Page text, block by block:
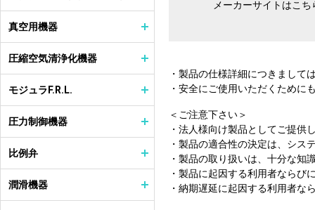
メーカーサイトはこ
・製品の仕様詳細につきまして
・安全にご使用いただくために
＜ご注意下さい＞
・法人様向け製品としてご提供
・製品の適合性の決定は、シス
・製品の取り扱いは、十分な知
・製品に起因する利用者ならび
・納期遅延に起因する利用者な
真空用機器
圧縮空気清浄化機器
モジュラF.R.L.
圧力制御機器
比例弁
潤滑機器